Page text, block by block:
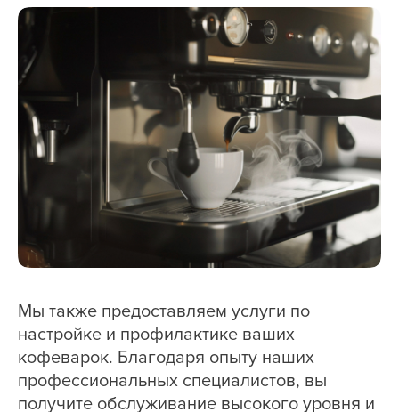
Мы также предоставляем услуги по
настройке и профилактике ваших
кофеварок. Благодаря опыту наших
профессиональных специалистов, вы
получите обслуживание высокого уровня и